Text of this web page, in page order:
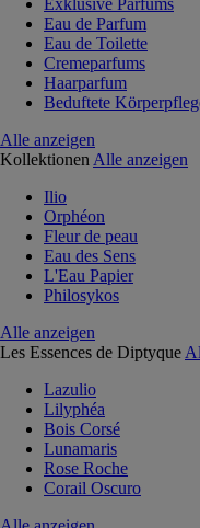
Exklusive Parfums
Eau de Parfum
Eau de Toilette
Cremeparfums
Haarparfum
Beduftete
Alle anzeigen
Kollektionen Alle anzeigen
Ilio
Orphéon
Fleur de peau
Eau des Sens
L'Eau Papier
Philosykos
Alle anzeigen
Les Essences de Diptyque
Lazulio
Lilyphéa
Bois Corsé
Lunamaris
Rose Roche
Corail Oscuro